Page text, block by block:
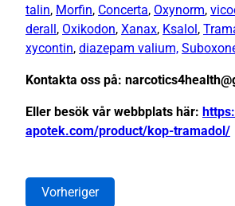
talin, Morfin, Concerta, Oxynorm,
derall , Oxikodon, Xanax, Ksalol ,
xycontin, diazepam valium,
Kontakta oss på:
Eller besök vår webbplats här:
apotek.com/product/kop-tramadol/
Vorheriger